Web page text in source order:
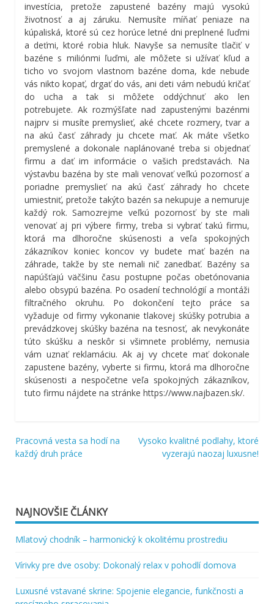
investícia, pretože zapustené bazény majú vysokú
životnosť a aj záruku. Nemusíte míňať peniaze na
kúpaliská, ktoré sú cez horúce letné dni preplnené ľuďmi
a deťmi, ktoré robia hluk. Navyše sa nemusíte tlačiť v
bazéne s miliónmi ľuďmi, ale môžete si užívať kľud a
ticho vo svojom vlastnom bazéne doma, kde nebude
vás nikto kopať, drgať do vás, ani deti vám nebudú kričať
do ucha a tak si môžete oddýchnuť ako len
potrebujete. Ak rozmýšľate nad zapustenými bazénmi
najprv si musíte premyslieť, aké chcete rozmery, tvar a
na akú časť záhrady ju chcete mať. Ak máte všetko
premyslené a dokonale naplánované treba si objednať
firmu a dať im informácie o vašich predstavách. Na
výstavbu bazéna by ste mali venovať veľkú pozornosť a
poriadne premyslieť na akú časť záhrady ho chcete
umiestniť, pretože takýto bazén sa nekupuje a nemuruje
každý rok. Samozrejme veľkú pozornosť by ste mali
venovať aj pri výbere firmy, treba si vybrať takú firmu,
ktorá ma dlhoročne skúsenosti a veľa spokojných
zákazníkov koniec koncov vy budete mať bazén na
záhrade, takže by ste nemali nič zanedbať. Bazény sa
napúšťajú väčšinu času postupne počas obetónovania
alebo obsypú bazéna. Po osadení technológií a montáži
filtračného okruhu. Po dokončení tejto práce sa
vyžaduje od firmy vykonanie tlakovej skúšky potrubia a
prevádzkovej skúšky bazéna na tesnosť, ak nevykonáte
túto skúšku a neskôr si všimnete problémy, nemusia
vám uznať reklamáciu. Ak aj vy chcete mať dokonale
zapustene bazény, vyberte si firmu, ktorá ma dlhoročne
skúsenosti a nespočetne veľa spokojných zákazníkov,
tuto firmu nájdete na stránke https://www.najbazen.sk/.
Navigácia
Pracovná vesta sa hodí na
každý druh práce
Vysoko kvalitné podlahy, ktoré
vyzerajú naozaj luxusne!
NAJNOVŠIE ČLÁNKY
Mlatový chodník – harmonický k okolitému prostrediu
Vírivky pre dve osoby: Dokonalý relax v pohodlí domova
Luxusné vstavané skrine: Spojenie elegancie, funkčnosti a